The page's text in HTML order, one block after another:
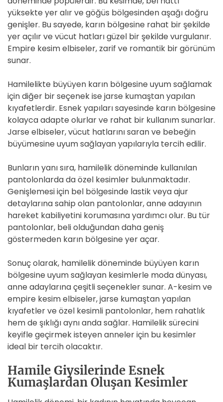
yüksekte yer alır ve göğüs bölgesinden aşağı doğru
genişler. Bu sayede, karın bölgesine rahat bir şekilde
yer açılır ve vücut hatları güzel bir şekilde vurgulanır.
Empire kesim elbiseler, zarif ve romantik bir görünüm
sunar.
Hamilelikte büyüyen karın bölgesine uyum sağlamak
için diğer bir seçenek ise jarse kumaştan yapılan
kıyafetlerdir. Esnek yapıları sayesinde karın bölgesine
kolayca adapte olurlar ve rahat bir kullanım sunarlar.
Jarse elbiseler, vücut hatlarını saran ve bebeğin
büyümesine uyum sağlayan yapılarıyla tercih edilir.
Bunların yanı sıra, hamilelik döneminde kullanılan
pantolonlarda da özel kesimler bulunmaktadır.
Genişlemesi için bel bölgesinde lastik veya ajur
detaylarına sahip olan pantolonlar, anne adayının
hareket kabiliyetini korumasına yardımcı olur. Bu tür
pantolonlar, beli olduğundan daha geniş
göstermeden karın bölgesine yer açar.
Sonuç olarak, hamilelik döneminde büyüyen karın
bölgesine uyum sağlayan kesimlerle moda dünyası,
anne adaylarına çeşitli seçenekler sunar. A-kesim ve
empire kesim elbiseler, jarse kumaştan yapılan
kıyafetler ve özel kesimli pantolonlar, hem rahatlık
hem de şıklığı aynı anda sağlar. Hamilelik sürecini
keyifle geçirmek isteyen anneler için bu kesimler
ideal bir tercih olacaktır.
Hamile Giysilerinde Esnek
Kumaşlardan Oluşan Kesimler